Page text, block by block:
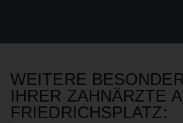
WEITERE
IHRER ZAHNÄRZTE
FRIEDRICHSPLATZ: